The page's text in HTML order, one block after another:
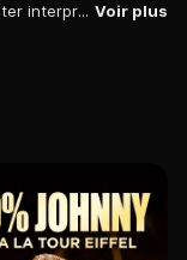
Sergey Khachatryan et le Hr-Sinfonieorchester interprètent le Concerto pour violon en ré majeur op. 77 de Brahms, sous la baguette d'Andrés Orozco-Estrada. Voir plus